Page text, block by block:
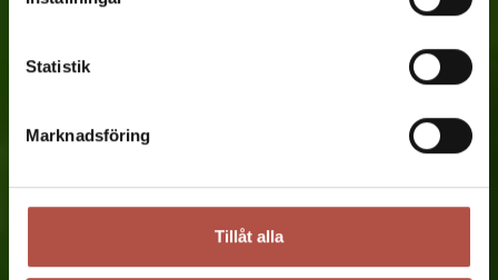
Statistik
Marknadsföring
Tillåt alla